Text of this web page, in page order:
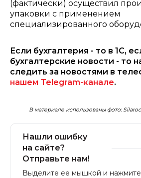
(фактически) осуществил
упаковки с применением
специализированного
Если бухгалтерия - то в 1С,
бухгалтерские новости - то
следить за новостями в
нашем Telegram-канале.
В материале использованы фото:
Нашли ошибку
на сайте?
Отправьте нам!
Выделите ее мышкой и